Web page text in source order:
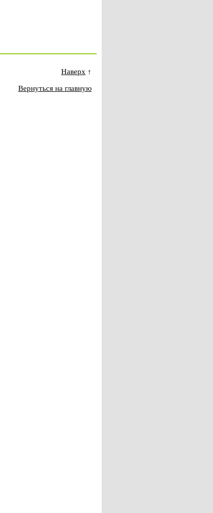
Наверх ↑
Вернуться на главную